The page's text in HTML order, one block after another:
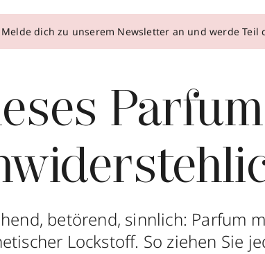
Melde dich zu unserem Newsletter an und werde Teil
betörend, sinnlich: Parfum
Lockstoff. So ziehen Sie